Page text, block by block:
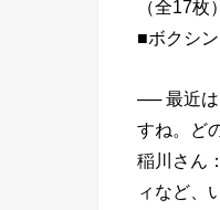
（全17枚）
■ボクシ
── 最近は
すね。ど
稲川さん
ィなど、